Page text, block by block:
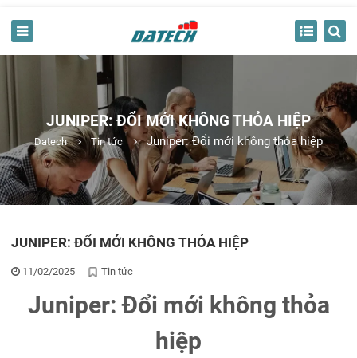
JUNIPER: ĐỔI MỚI KHÔNG THỎA HIỆP
Datech Tin tức Juniper: Đổi mới không thỏa hiệp
JUNIPER: ĐỔI MỚI KHÔNG THỎA HIỆP
11/02/2025 Tin tức
Juniper: Đổi mới không thỏa
hiệp